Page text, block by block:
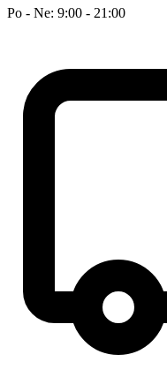
Po - Ne: 9:00 - 21:00